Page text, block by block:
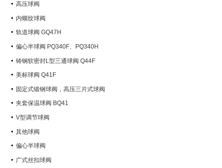
高压球阀
内螺纹球阀
轨道球阀 GQ47H
偏心半球阀 PQ340F、PQ340H
铸钢软密封L型三通球阀 Q44F
美标球阀 Q41F
固定式锻钢球阀，高压三片式球阀
Q347Y,Q347F
夹套保温球阀 BQ41
V型调节球阀
其他球阀
偏心半球阀
广式丝扣球阀